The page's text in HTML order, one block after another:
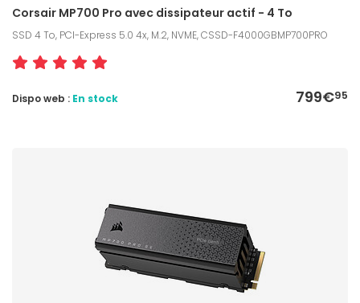
Corsair MP700 Pro avec dissipateur actif - 4 To
SSD 4 To, PCI-Express 5.0 4x, M.2, NVME, CSSD-F4000GBMP700PRO
799€95
Dispo web : En stock